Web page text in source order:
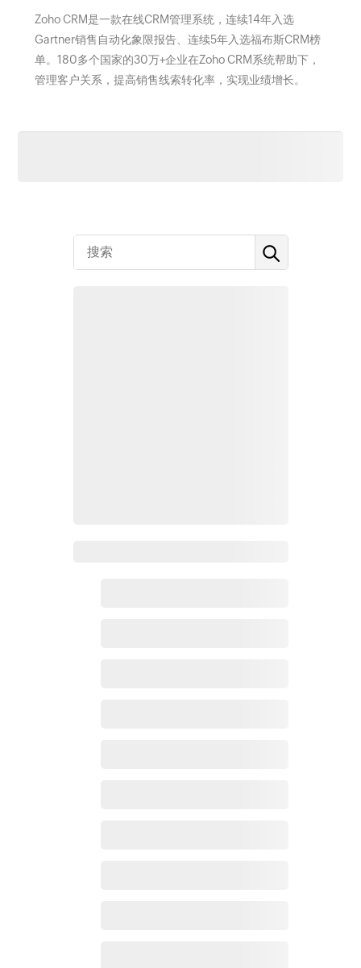
Zoho CRM是一款在线CRM管理系统，连续14年入选
Gartner销售自动化象限报告、连续5年入选福布斯CRM榜
单。180多个国家的30万+企业在Zoho CRM系统帮助下，
管理客户关系，提高销售线索转化率，实现业绩增长。